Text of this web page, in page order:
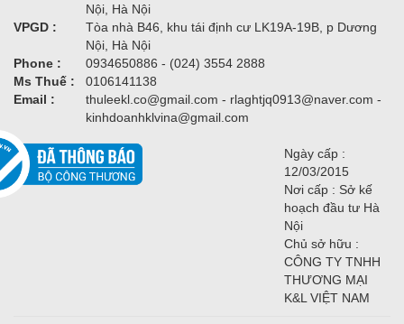
Nội, Hà Nội
VPGD :
Tòa nhà B46, khu tái định cư LK19A-19B, p Dương
Nội, Hà Nội
Phone :
0934650886 - (024) 3554 2888
Ms Thuế :
0106141138
Email :
thuleekl.co@gmail.com - rlaghtjq0913@naver.com -
kinhdoanhklvina@gmail.com
Ngày cấp :
12/03/2015
Nơi cấp : Sở kế
hoạch đầu tư Hà
Nội
Chủ sở hữu :
CÔNG TY TNHH
THƯƠNG MẠI
K&L VIỆT NAM